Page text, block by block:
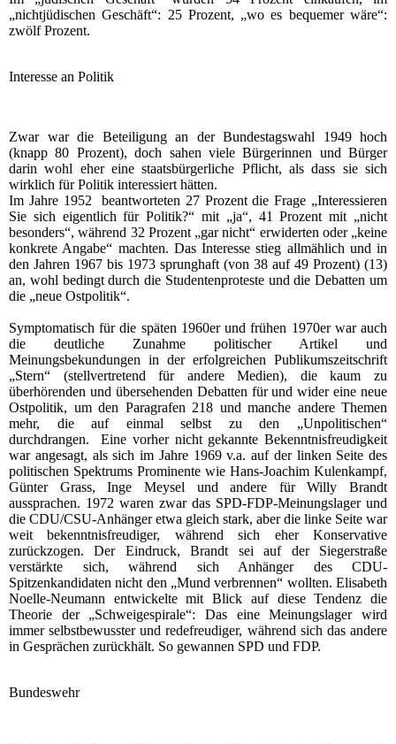
„nichtjüdischen Geschäft“: 25 Prozent, „wo es bequemer wäre“:
zwölf Prozent.
Interesse an Politik
Zwar war die Beteiligung an der Bundestagswahl 1949 hoch
(knapp 80 Prozent), doch sahen viele Bürgerinnen und Bürger
darin wohl eher eine staatsbürgerliche Pflicht, als dass sie sich
wirklich für Politik interessiert hätten.
Im Jahre 1952 beantworteten 27 Prozent die Frage „Interessieren
Sie sich eigentlich für Politik?“ mit „ja“, 41 Prozent mit „nicht
besonders“, während 32 Prozent „gar nicht“ erwiderten oder „keine
konkrete Angabe“ machten. Das Interesse stieg allmählich und in
den Jahren 1967 bis 1973 sprunghaft (von 38 auf 49 Prozent) (13)
an, wohl bedingt durch die Studentenproteste und die Debatten um
die „neue Ostpolitik“.
Symptomatisch für die späten 1960er und frühen 1970er war auch
die deutliche Zunahme politischer Artikel und
Meinungsbekundungen in der erfolgreichen Publikumszeitschrift
„Stern“ (stellvertretend für andere Medien), die kaum zu
überhörenden und übersehenden Debatten für und wider eine neue
Ostpolitik, um den Paragrafen 218 und manche andere Themen
mehr, die auf einmal selbst zu den „Unpolitischen“
durchdrangen. Eine vorher nicht gekannte Bekenntnisfreudigkeit
war angesagt, als sich im Jahre 1969 v.a. auf der linken Seite des
politischen Spektrums Prominente wie Hans-Joachim Kulenkampf,
Günter Grass, Inge Meysel und andere für Willy Brandt
aussprachen. 1972 waren zwar das SPD-FDP-Meinungslager und
die CDU/CSU-Anhänger etwa gleich stark, aber die linke Seite war
weit bekenntnisfreudiger, während sich eher Konservative
zurückzogen. Der Eindruck, Brandt sei auf der Siegerstraße
verstärkte sich, während sich Anhänger des CDU-
Spitzenkandidaten nicht den „Mund verbrennen“ wollten. Elisabeth
Noelle-Neumann entwickelte mit Blick auf diese Tendenz die
Theorie der „Schweigespirale“: Das eine Meinungslager wird
immer selbstbewusster und redefreudiger, während sich das andere
in Gesprächen zurückhält. So gewannen SPD und FDP.
Bundeswehr